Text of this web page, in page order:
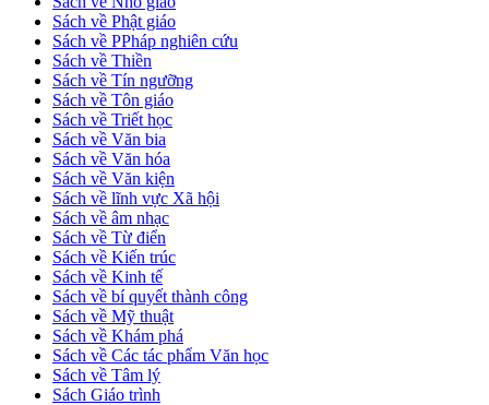
Sách về Phật giáo
Sách về PPháp nghiên cứu
Sách về Thiền
Sách về Tín ngưỡng
Sách về Tôn giáo
Sách về Triết học
Sách về Văn bia
Sách về Văn hóa
Sách về Văn kiện
Sách về lĩnh vực Xã hội
Sách về âm nhạc
Sách về Từ điển
Sách về Kiến trúc
Sách về Kinh tế
Sách về bí quyết thành công
Sách về Mỹ thuật
Sách về Khám phá
Sách về Các tác phẩm Văn học
Sách về Tâm lý
Sách Giáo trình